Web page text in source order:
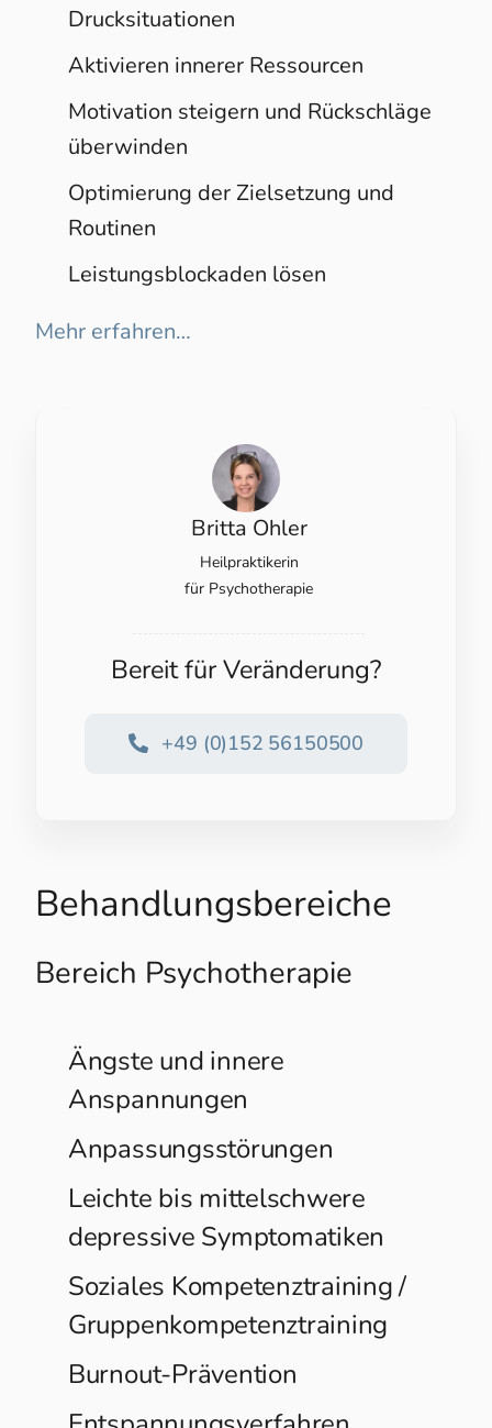
Drucksituationen ​
Aktivieren innerer Ressourcen ​
Motivation steigern und Rückschläge
überwinden ​
Optimierung der Zielsetzung und
Routinen ​
Leistungsblockaden lösen
Mehr erfahren…
Britta Ohler
Heilpraktikerin
für Psychotherapie
Bereit für Veränderung?
+49 (0)152 56150500
Behandlungsbereiche
Bereich Psychotherapie
Ängste und innere
Anspannungen
Anpassungsstörungen
Leichte bis mittelschwere
depressive Symptomatiken
Soziales Kompetenztraining /
Gruppenkompetenztraining
Burnout-Prävention